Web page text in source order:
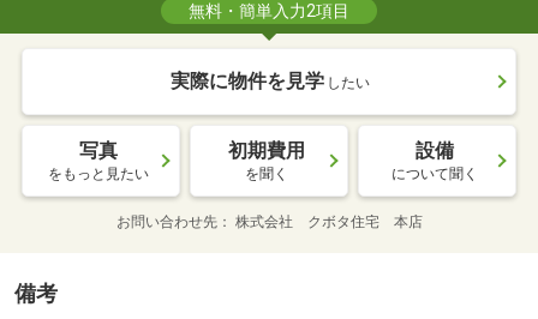
無料・簡単入力2項目
実際に物件を見学 したい
写真
をもっと見たい
初期費用
を聞く
設備
について聞く
お問い合わせ先 株式会社 クボタ住宅 本店
備考